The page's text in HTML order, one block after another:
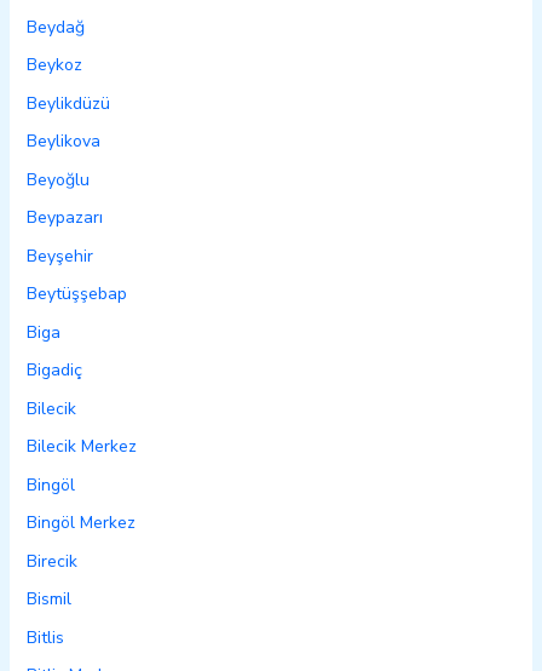
Beydağ
Beykoz
Beylikdüzü
Beylikova
Beyoğlu
Beypazarı
Beyşehir
Beytüşşebap
Biga
Bigadiç
Bilecik
Bilecik Merkez
Bingöl
Bingöl Merkez
Birecik
Bismil
Bitlis